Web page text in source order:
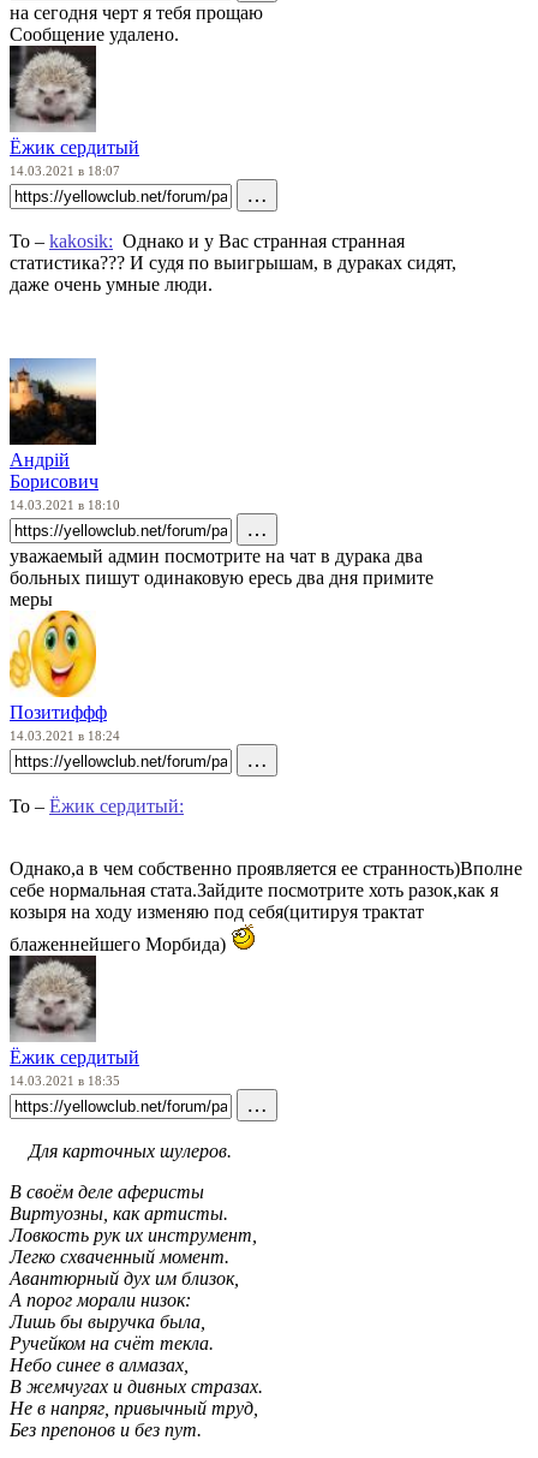
на сегодня черт я тебя прощаю
Сообщение удалено.
Ёжик сердитый
14.03.2021 в 18:07
…
To – kakosik: Однако и у Вас странная странная
статистика??? И судя по выигрышам, в дураках сидят,
даже очень умные люди.
Андрій
Борисович
14.03.2021 в 18:10
…
уважаемый админ посмотрите на чат в дурака два
больных пишут одинаковую ересь два дня примите
меры
Позитиффф
14.03.2021 в 18:24
…
To – Ёжик сердитый:
Однако,а в чем собственно проявляется ее странность)Вполне
себе нормальная стата.Зайдите посмотрите хоть разок,как я
козыря на ходу изменяю под себя(цитируя трактат
блаженнейшего Морбида)
Ёжик сердитый
14.03.2021 в 18:35
…
Для карточных шулеров.
В своём деле аферисты
Виртуозны, как артисты.
Ловкость рук их инструмент,
Легко схваченный момент.
Авантюрный дух им близок,
А порог морали низок:
Лишь бы выручка была,
Ручейком на счёт текла.
Небо синее в алмазах,
В жемчугах и дивных стразах.
Не в напряг, привычный труд,
Без препонов и без пут.